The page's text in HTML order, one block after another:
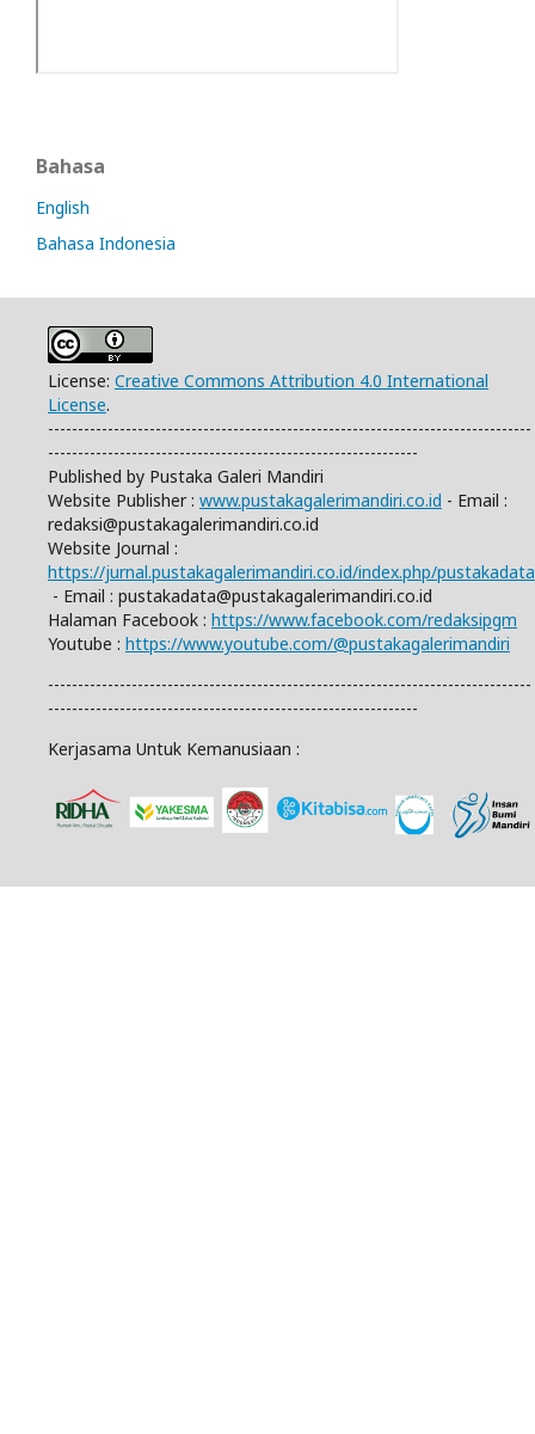
Bahasa
English
Bahasa Indonesia
License: Creative Commons Attribution 4.0 International
License.
---------------------------------------------------------------------------------
--------------------------------------------------------------
Published by Pustaka Galeri Mandiri
Website Publisher : www.pustakagalerimandiri.co.id - Email :
redaksi@pustakagalerimandiri.co.id
Website Journal :
https://jurnal.pustakagalerimandiri.co.id/index.php/pustakadata
- Email : pustakadata@pustakagalerimandiri.co.id
Halaman Facebook : https://www.facebook.com/redaksipgm
Youtube : https://www.youtube.com/@pustakagalerimandiri
---------------------------------------------------------------------------------
--------------------------------------------------------------
Kerjasama Untuk Kemanusiaan :